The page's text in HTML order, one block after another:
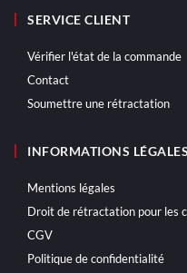
SERVICE CLIENT
Vérifier l'état de la commande
Contact
Soumettre une rétractation
INFORMATIONS LÉGALES
Mentions légales
Droit de rétractation pour les
CGV
Politique de confidentialité